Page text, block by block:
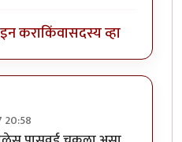
कराकिंवासदस्य व्हा
20:58